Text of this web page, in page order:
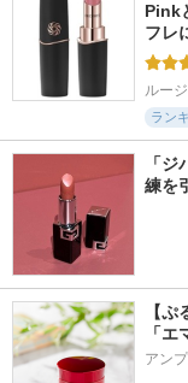
Pink
フレ
ルー
ラン
「
練を
【
「
アン